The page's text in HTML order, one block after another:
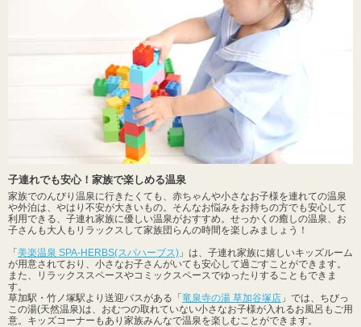
子連れでも安心！家族で楽しめる温泉
家族でのんびり温泉に行きたくても、赤ちゃんや小さなお子様を連れての温泉
や外泊は、やはり不安が大きいもの。そんなお悩みをお持ちの方でも安心して
利用できる、子連れ家族に優しい温泉がおすすめ。せっかくの癒しの温泉、お
子さんも大人もリラックスして家族団らんの時間を楽しみましょう！
「美楽温泉 SPA-HERBS(スパハーブス) 」は、子連れ家族に嬉しいキッズルーム
が用意されており、小さなお子さんがいても安心して過ごすことができます。
また、リラックススペースやコミックスペースでゆったりすることもできま
す。
草加駅・竹ノ塚駅より送迎バスがある「竜泉寺の湯 草加谷塚店 」では、ちびっ
この湯(天然温泉)は、おむつの取れていない小さなお子様が入れるお風呂もご用
意。キッズコーナーもあり家族みんなで温泉を楽しむことができます。